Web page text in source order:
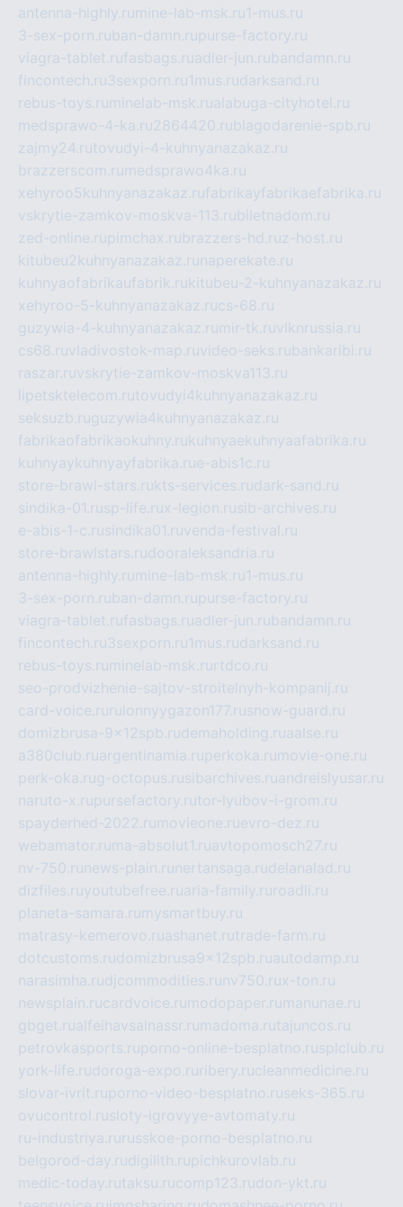
antenna-highly.ru mine-lab-msk.ru1-mus.ru
3-sex-porn.ruban-damn.rupurse-factory.ru
viagra-tablet.rufasbags.ruadler-jun.rubandamn.ru
fincontech.ru3sexporn.ru1mus.rudarksand.ru
rebus-toys.ru minelab-msk.rualabuga-cityhotel.ru
medsprawo-4-ka.ru2864420.rublagodarenie-spb.ru
zajmy24.rutovudyi-4-kuhnyanazakaz.ru
brazzerscom.ru medsprawo4ka.ru
xehyroo5kuhnyanazakaz.rufabrikayfabrikaefabrika.ru
vskrytie-zamkov-moskva-113.rubiletnadom.ru
zed-online.rupimchax.rubrazzers-hd.ruz-host.ru
kitubeu2kuhnyanazakaz.ru naperekate.ru
kuhnyaofabrikaufabrik.rukitubeu-2-kuhnyanazakaz.ru
xehyroo-5-kuhnyanazakaz.rucs-68.ru
guzywia-4-kuhnyanazakaz.ru mir-tk.ruvlknrussia.ru
cs68.ruvladivostok-map.ruvideo-seks.rubankaribi.ru
raszar.ruvskrytie-zamkov-moskva113.ru
lipetsktelecom.rutovudyi4kuhnyanazakaz.ru
seksuzb.ruguzywia4kuhnyanazakaz.ru
fabrikaofabrikaokuhny.rukuhnyaekuhnyaafabrika.ru
kuhnyaykuhnyayfabrika.rue-abis1c.ru
store-brawl-stars.rukts-services.rudark-sand.ru
sindika-01.rusp-life.rux-legion.rusib-archives.ru
e-abis-1-c.rusindika01.ruvenda-festival.ru
store-brawlstars.rudooraleksandria.ru
antenna-highly.ru mine-lab-msk.ru1-mus.ru
3-sex-porn.ruban-damn.rupurse-factory.ru
viagra-tablet.rufasbags.ruadler-jun.rubandamn.ru
fincontech.ru3sexporn.ru1mus.rudarksand.ru
rebus-toys.ru minelab-msk.ru rtdco.ru
seo-prodvizhenie-sajtov-stroitelnyh-kompanij.ru
card-voice.ru rulonnyygazon177.rusnow-guard.ru
domizbrusa-9x12spb.rudemaholding.ruaalse.ru
a380club.ruargentinamia.ruperkoka.ru movie-one.ru
perk-oka.rug-octopus.rusibarchives.ruandreislyusar.ru
naruto-x.rupursefactory.rutor-lyubov-i-grom.ru
spayderhed-2022.ru movieone.ruevro-dez.ru
webamator.ru ma-absolut1.ruavtopomosch27.ru
nv-750.ru news-plain.ru nertansaga.rudelanalad.ru
dizfiles.ruyoutubefree.ruaria-family.ru roadli.ru
planeta-samara.ru mysmartbuy.ru
matrasy-kemerovo.ruashanet.rutrade-farm.ru
dotcustoms.rudomizbrusa9x12spb.ruautodamp.ru
narasimha.rudjcommodities.ru nv750.rux-ton.ru
newsplain.rucardvoice.ru modopaper.ru manunae.ru
gbget.rualfeihavsalnassr.ru madoma.rutajuncos.ru
petrovkasports.ruporno-online-besplatno.rusplclub.ru
york-life.rudoroga-expo.ru ribery.rucleanmedicine.ru
slovar-ivrit.ruporno-video-besplatno.ruseks-365.ru
ovucontrol.rusloty-igrovyye-avtomaty.ru
ru-industriya.ru russkoe-porno-besplatno.ru
belgorod-day.rudigilith.rupichkurovlab.ru
medic-today.rutaksu.rucomp123.rudon-ykt.ru